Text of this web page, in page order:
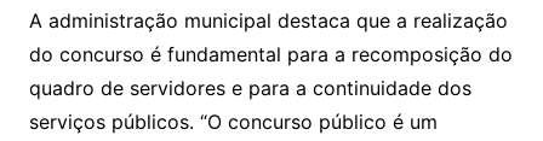
A administração municipal destaca que a realização
do concurso é fundamental para a recomposição do
quadro de servidores e para a continuidade dos
serviços públicos. “O concurso público é um